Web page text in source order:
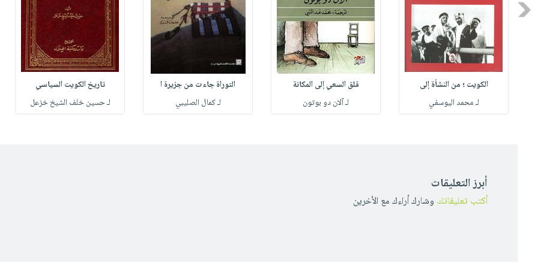
Previous
الكويت ؛ من النشأة إلى
لـ محمد اليوسفي
قلق السعي إلى المكانة
لـ آلان دو بوتون
التوراة جاءت من جزيرة ا
لـ كمال الصليبي
تاريخ الكويت السياسي
لـ حسين خلف الشيخ خزعل
أبرز التعليقات
أكتب تعليقاتك وشارك أراءك مع الأخرين